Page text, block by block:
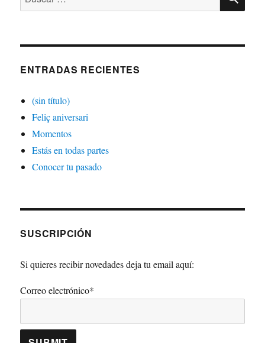
por:
ENTRADAS RECIENTES
(sin título)
Feliç aniversari
Momentos
Estás en todas partes
Conocer tu pasado
SUSCRIPCIÓN
Si quieres recibir novedades deja tu email aquí:
Correo electrónico*